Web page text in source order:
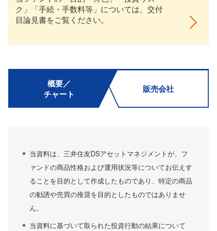
ク」「手続・手数料等」については、交付
目論見書をご覧ください。
概要／
チャート
販売会社
当資料は、三井住友DSアセットマネジメントが、フ
ァンドの商品性格および運用状況等についてお伝えす
ることを目的として作成したものであり、特定の商品
の勧誘や売買の推奨を目的としたものではありませ
ん。
当資料に基づいて取られた投資行動の結果について